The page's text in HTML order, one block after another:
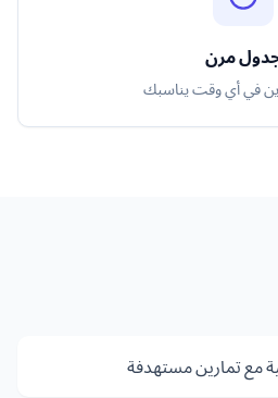
مرن
في أي وقت يناسبك
مع تمارين مستهدفة